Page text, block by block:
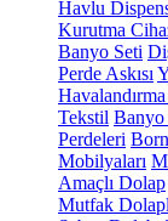
Havlu
Kurutma
Banyo Seti
Perde Askısı
Tekstil Banyo
Perdeleri
Mobilyaları
Amaçlı Dolap
Mutfak